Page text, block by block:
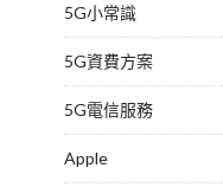
5G小常識
5G資費方案
5G電信服務
Apple